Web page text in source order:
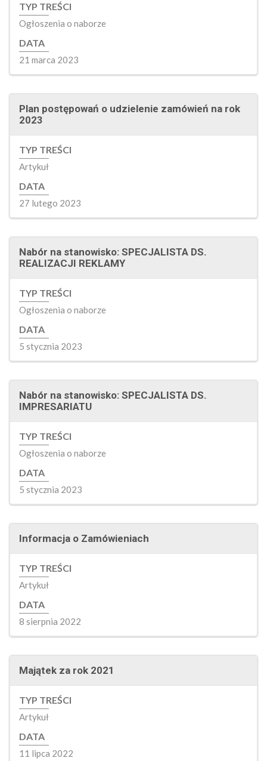
TYP TREŚCI
Ogłoszenia o naborze
DATA
21 marca 2023
Plan postępowań o udzielenie zamówień na rok
2023
TYP TREŚCI
Artykuł
DATA
27 lutego 2023
Nabór na stanowisko: SPECJALISTA DS.
REALIZACJI REKLAMY
TYP TREŚCI
Ogłoszenia o naborze
DATA
5 stycznia 2023
Nabór na stanowisko: SPECJALISTA DS.
IMPRESARIATU
TYP TREŚCI
Ogłoszenia o naborze
DATA
5 stycznia 2023
Informacja o Zamówieniach
TYP TREŚCI
Artykuł
DATA
8 sierpnia 2022
Majątek za rok 2021
TYP TREŚCI
Artykuł
DATA
11 lipca 2022